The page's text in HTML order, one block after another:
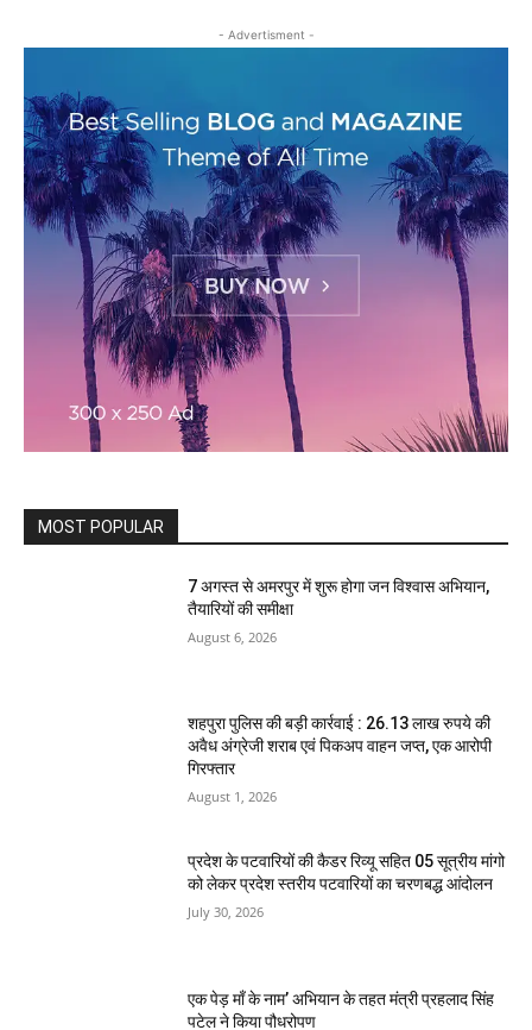
- Advertisment -
MOST POPULAR
7 अगस्त से अमरपुर में शुरू होगा जन विश्वास अभियान,
तैयारियों की समीक्षा
August 6, 2026
शहपुरा पुलिस की बड़ी कार्रवाई : 26.13 लाख रुपये की
अवैध अंग्रेजी शराब एवं पिकअप वाहन जप्त, एक आरोपी
गिरफ्तार
August 1, 2026
प्रदेश के पटवारियों की कैडर रिव्यू सहित 05 सूत्रीय मांगो
को लेकर प्रदेश स्तरीय पटवारियों का चरणबद्ध आंदोलन
July 30, 2026
एक पेड़ माँ के नाम’ अभियान के तहत मंत्री प्रहलाद सिंह
पटेल ने किया पौधरोपण